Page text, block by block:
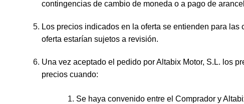
contingencias de cambio de moneda o a pago de
Los precios indicados en la oferta se entienden para
oferta estarían sujetos a revisión.
Una vez aceptado el pedido por Altabix Motor, S.L. los
precios cuando:
Se haya convenido entre el Comprador y